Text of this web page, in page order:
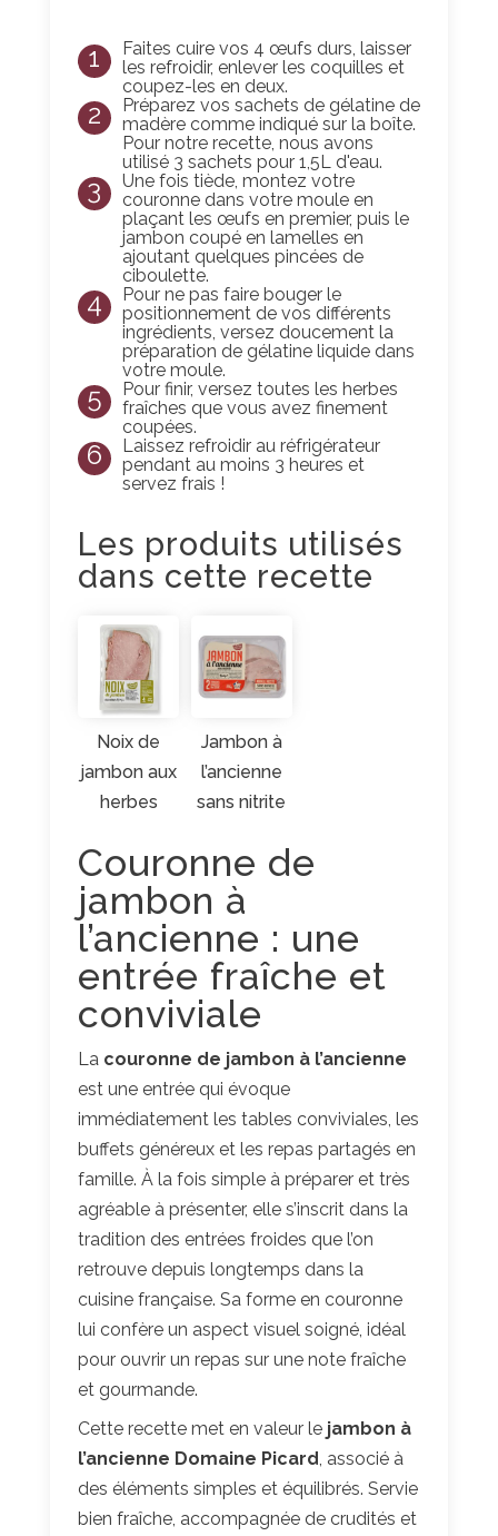
1
Faites cuire vos 4 œufs durs, laisser
les refroidir, enlever les coquilles et
coupez-les en deux.
2
Préparez vos sachets de gélatine de
madère comme indiqué sur la boîte.
Pour notre recette, nous avons
utilisé 3 sachets pour 1,5L d'eau.
3
Une fois tiède, montez votre
couronne dans votre moule en
plaçant les œufs en premier, puis le
jambon coupé en lamelles en
ajoutant quelques pincées de
ciboulette.
4
Pour ne pas faire bouger le
positionnement de vos différents
ingrédients, versez doucement la
préparation de gélatine liquide dans
votre moule.
5
Pour finir, versez toutes les herbes
fraîches que vous avez finement
coupées.
6
Laissez refroidir au réfrigérateur
pendant au moins 3 heures et
servez frais !
Les produits utilisés
dans cette recette
Noix de
jambon aux
herbes
Jambon à
l’ancienne
sans nitrite
Couronne de
jambon à
l’ancienne : une
entrée fraîche et
conviviale
La couronne de jambon à l’ancienne
est une entrée qui évoque
immédiatement les tables conviviales, les
buffets généreux et les repas partagés en
famille. À la fois simple à préparer et très
agréable à présenter, elle s’inscrit dans la
tradition des entrées froides que l’on
retrouve depuis longtemps dans la
cuisine française. Sa forme en couronne
lui confère un aspect visuel soigné, idéal
pour ouvrir un repas sur une note fraîche
et gourmande.
Cette recette met en valeur le jambon à
l’ancienne Domaine Picard , associé à
des éléments simples et équilibrés. Servie
bien fraîche, accompagnée de crudités et